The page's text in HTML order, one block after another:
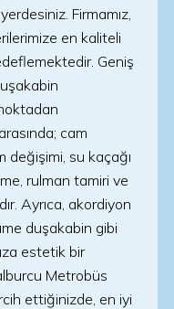
Firmamız,
en kaliteli
Geniş
cam
değişimi, su kaçağı
rulman tamiri ve
Ayrıca, akordiyon
duşakabin gibi
estetik bir
Metrobüs
ettiğinizde, en iyi